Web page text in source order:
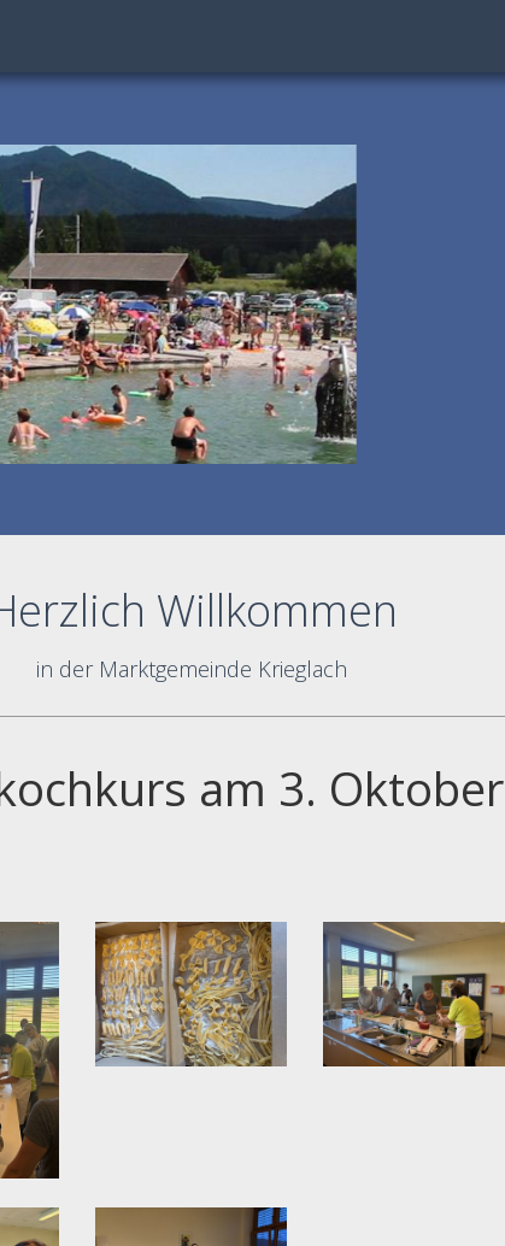
Willkommen
in der Marktgemeinde Krieglach
am 3. Oktober